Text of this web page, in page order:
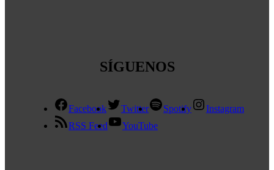
SÍGUENOS
Facebook Twitter Spotify
Instagram
RSS Feed
YouTube